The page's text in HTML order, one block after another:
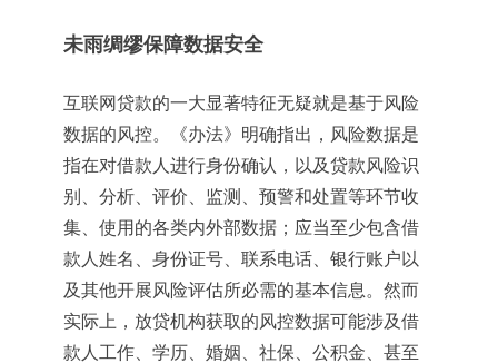
未雨绸缪保障数据安全
互联网贷款的一大显著特征无疑就是基于风险
数据的风控。《办法》明确指出，风险数据是
指在对借款人进行身份确认，以及贷款风险识
别、分析、评价、监测、预警和处置等环节收
集、使用的各类内外部数据；应当至少包含借
款人姓名、身份证号、联系电话、银行账户以
及其他开展风险评估所必需的基本信息。然而
实际上，放贷机构获取的风控数据可能涉及借
款人工作、学历、婚姻、社保、公积金、甚至